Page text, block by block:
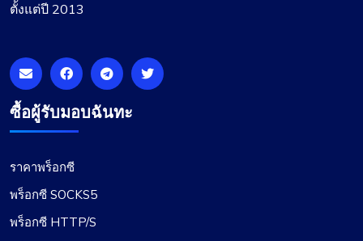
ตั้งแต่ปี 2013
ซื้อผู้รับมอบฉันทะ
ราคาพร็อกซี
พร็อกซี SOCKS5
พร็อกซี HTTP/S